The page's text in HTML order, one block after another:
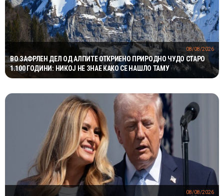
ВО ЗАФРЛЕН ДЕЛ ОД АЛПИТЕ ОТКРИЕНО ПРИРОДНО ЧУДО СТАРО
1.100 ГОДИНИ: НИКОЈ НЕ ЗНАЕ КАКО СЕ НАШЛО ТАМУ
08/08/2026
08/08/2026